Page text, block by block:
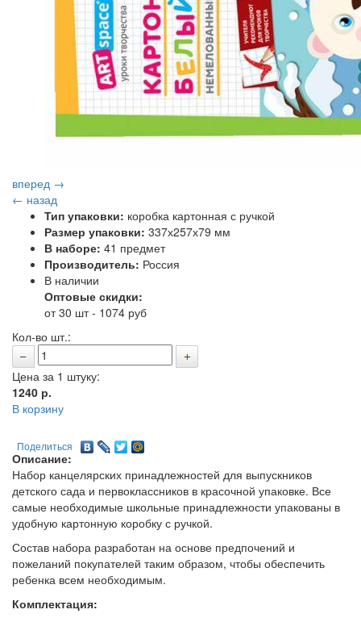
вперед →
← назад
Тип упаковки: коробка картонная с ручкой
Размер упаковки: 337х257х79 мм
В наборе: 41 предмет
Производитель: Россия
В наличии
Оптовые скидки:
от 30 шт - 1074 руб
Кол-во шт.:
Цена за 1 штуку:
1240 р.
В корзину
Поделиться
Описание:
Набор канцелярских принадлежностей для выпускников
детского сада и первоклассников в красочной упаковке. Все
самые необходимые школьные принадлежности упакованы в
удобную картонную коробку с ручкой.
Состав набора разработан на основе предпочений и
пожеланий покупателей таким образом, чтобы обеспечить
ребенка всем необходимым.
Комплектация: